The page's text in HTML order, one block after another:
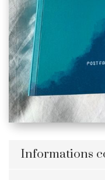
Informations